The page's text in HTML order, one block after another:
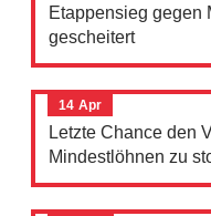
Etappensieg gegen
gescheitert
14 Apr
Letzte Chance den
Mindestlöhnen zu